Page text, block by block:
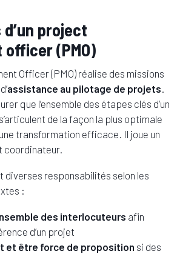
project
officer (PMO)
Officer (PMO) réalise des missions
d’assistance au pilotage de projets.
que l’ensemble des étapes clés d’un
de la façon la plus optimale
transformation efficace. Il joue un
coordinateur.
diverses responsabilités selon les
:
des interlocuteurs afin
d’un projet
et être force de proposition si des